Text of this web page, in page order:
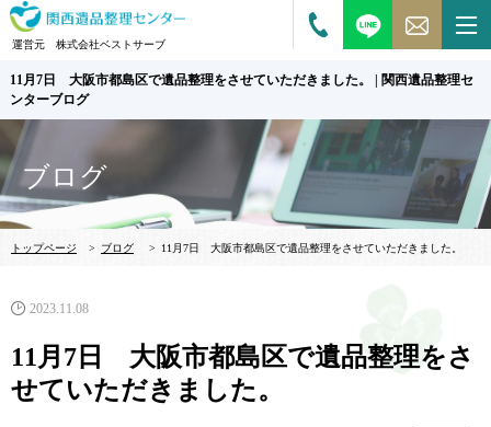
運営元 株式会社ベストサーブ
11月7日 大阪市都島区で遺品整理をさせていただきました。 | 関西遺品整理セ
ンターブログ
ブログ
トップページ > ブログ > 11月7日 大阪市都島区で遺品整理をさせていただきました。
2023.11.08
11月7日 大阪市都島区で遺品整理をさ
せていただきました。